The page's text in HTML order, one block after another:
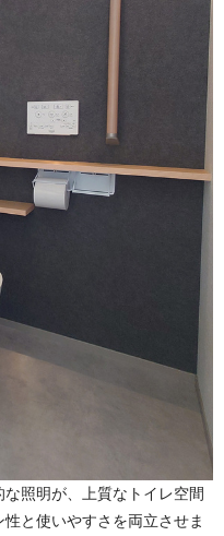
照明が、上質なトイレ空間
と使いやすさを両立させま